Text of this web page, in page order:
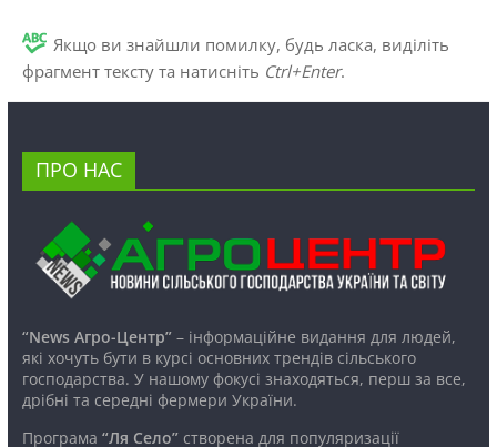
Якщо ви знайшли помилку, будь ласка, виділіть
фрагмент тексту та натисніть Ctrl+Enter.
ПРО НАС
“News Агро-Центр”– інформаційне видання для людей,
які хочуть бути в курсі основних трендів сільського
господарства. У нашому фокусі знаходяться, перш за все,
дрібні та середні фермери України.
Програма “Ля Село”створена для популяризації